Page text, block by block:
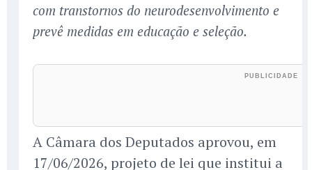
com transtornos do neurodesenvolvimento e
prevê medidas em educação e seleção.
A Câmara dos Deputados aprovou, em
17/06/2026, projeto de lei que institui a